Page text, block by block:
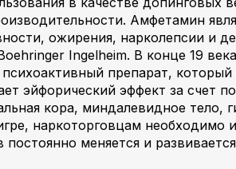
Амфетамин
ожирения, нарколепсии и
Ingelheim. В конце 19
препарат,
эйфорический эффект за счет
кора, миндалевидное тело,
наркоторговцам
постоянно меняется и